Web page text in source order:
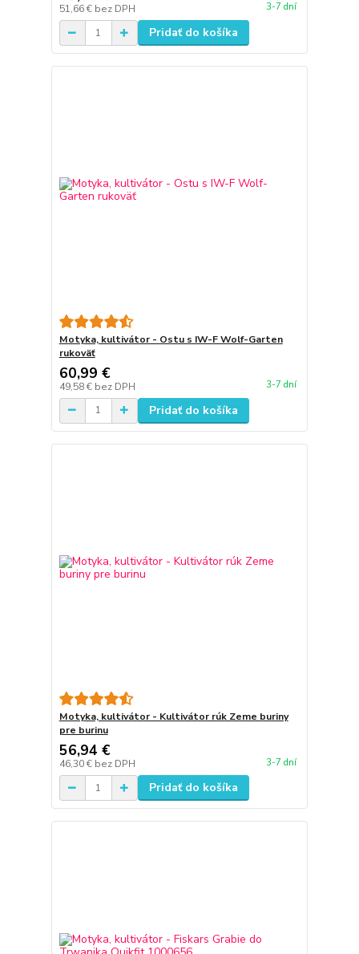
51,66 € bez DPH 3-7 dní
Pridať do košíka
Motyka, kultivátor - Ostu s IW-F Wolf-Garten
rukoväť
60,99 €
49,58 € bez DPH 3-7 dní
Pridať do košíka
Motyka, kultivátor - Kultivátor rúk Zeme buriny
pre burinu
56,94 €
46,30 € bez DPH 3-7 dní
Pridať do košíka